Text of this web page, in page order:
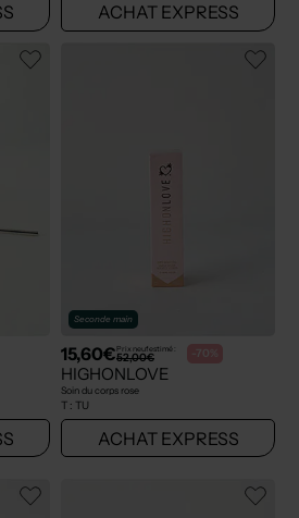
ACHAT EXPRESS
Seconde main
15,60€Prix neuf estimé :
52,00€ -70%
HIGHONLOVE
Soin du corps rose
T : TU
ACHAT EXPRESS